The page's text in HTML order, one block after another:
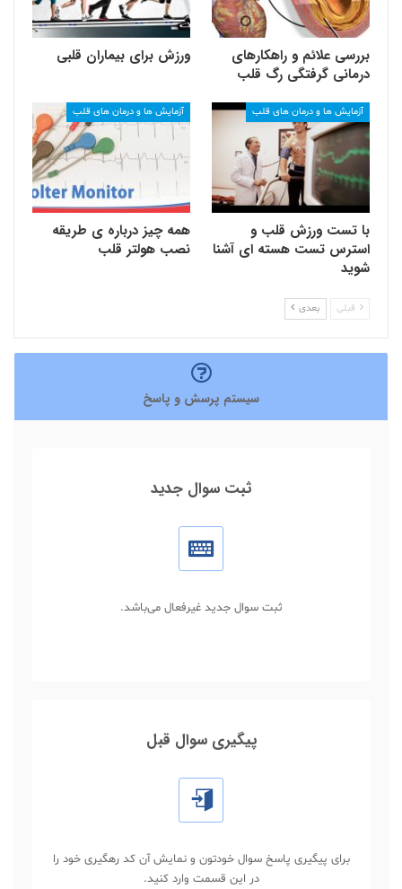
بررسی علائم و راهکارهای
درمانی گرفتگی رگ قلب
ورزش برای بیماران قلبی
آزمایش ها و درمان های قلب
با تست ورزش قلب و
استرس تست هسته ای آشنا
شوید
آزمایش ها و درمان های قلب
همه چیز درباره ی طریقه
نصب هولتر قلب
قبلی بعدی
سیستم پرسش و پاسخ
ثبت سوال جدید
ثبت سوال جدید غیرفعال می‌باشد.
پیگیری سوال قبل
برای پیگیری پاسخ سوال خودتون و نمایش آن کد رهگیری خود را
در این قسمت وارد کنید.